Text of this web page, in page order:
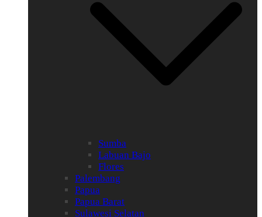
Sumba
Labuan Bajo
Flores
Palembang
Papua
Papua Barat
Sulawesi Selatan